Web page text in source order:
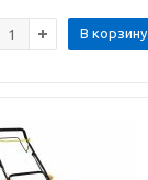
В корзину